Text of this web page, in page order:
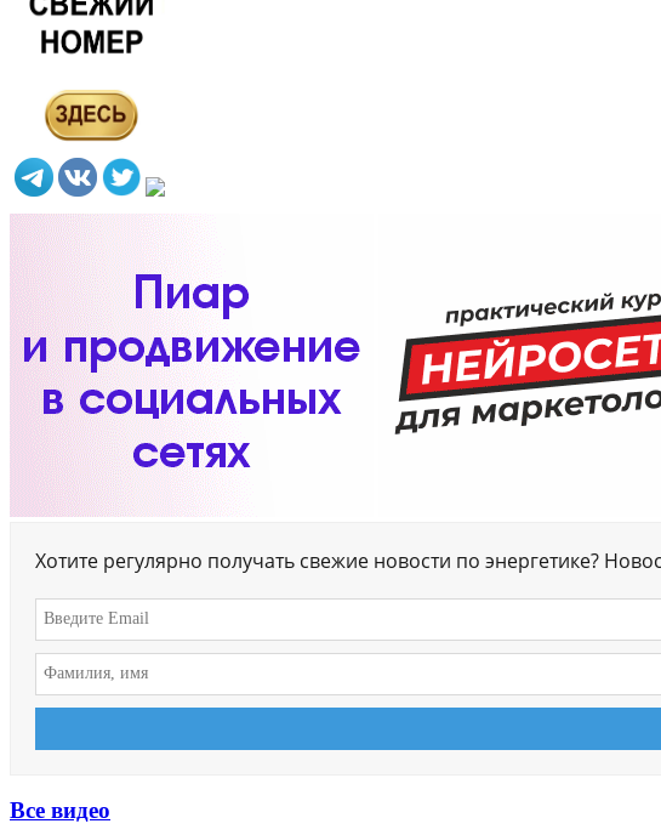
Хотите регулярно получать свежие новости по энергетике?
Все видео